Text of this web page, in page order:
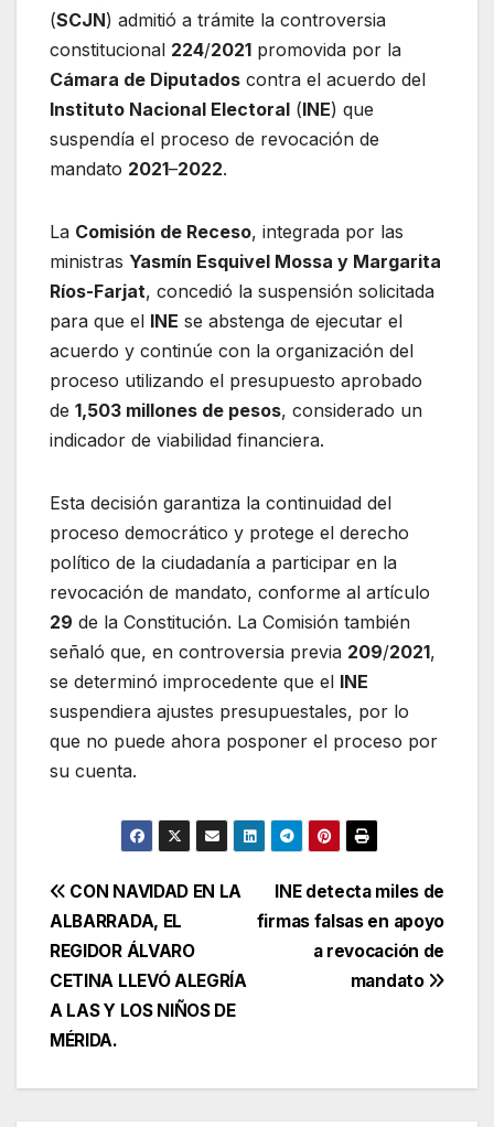
(SCJN) admitió a trámite la controversia
constitucional 224/2021 promovida por la
Cámara de Diputados contra el acuerdo del
Instituto Nacional Electoral (INE) que
suspendía el proceso de revocación de
mandato 2021–2022.
La Comisión de Receso, integrada por las
ministras Yasmín Esquivel Mossa y Margarita
Ríos-Farjat, concedió la suspensión solicitada
para que el INE se abstenga de ejecutar el
acuerdo y continúe con la organización del
proceso utilizando el presupuesto aprobado
de 1,503 millones de pesos, considerado un
indicador de viabilidad financiera.
Esta decisión garantiza la continuidad del
proceso democrático y protege el derecho
político de la ciudadanía a participar en la
revocación de mandato, conforme al artículo
29 de la Constitución. La Comisión también
señaló que, en controversia previa 209/2021,
se determinó improcedente que el INE
suspendiera ajustes presupuestales, por lo
que no puede ahora posponer el proceso por
su cuenta.
Navegación
de
entradas
INE detecta miles de
firmas falsas en apoyo
a revocación de
mandato
CON NAVIDAD EN LA
ALBARRADA, EL
REGIDOR ÁLVARO
CETINA LLEVÓ ALEGRÍA
A LAS Y LOS NIÑOS DE
MÉRIDA.